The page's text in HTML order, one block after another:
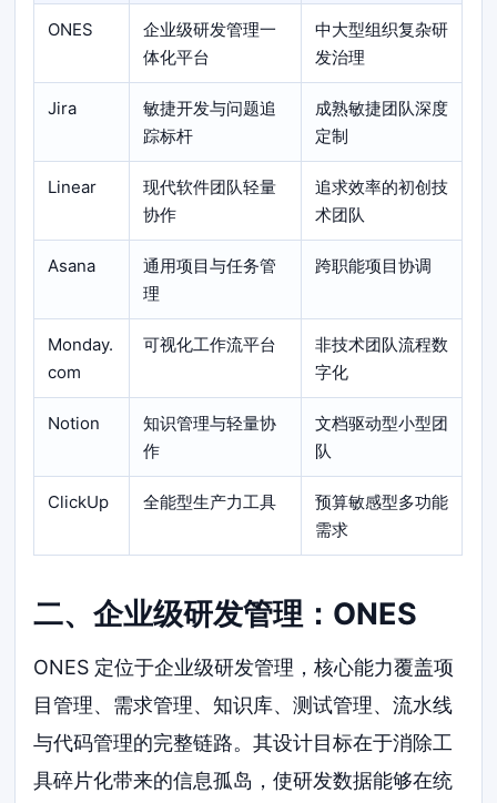
ONES
企业级研发管理一
体化平台
中大型组织复杂研
发治理
Jira
敏捷开发与问题追
踪标杆
成熟敏捷团队深度
定制
Linear
现代软件团队轻量
协作
追求效率的初创技
术团队
Asana
通用项目与任务管
理
跨职能项目协调
Monday.
com
可视化工作流平台
非技术团队流程数
字化
Notion
知识管理与轻量协
作
文档驱动型小型团
队
ClickUp 全能型生产力工具
预算敏感型多功能
需求
二、企业级研发管理：ONES
ONES 定位于企业级研发管理，核心能力覆盖项
目管理、需求管理、知识库、测试管理、流水线
与代码管理的完整链路。其设计目标在于消除工
具碎片化带来的信息孤岛，使研发数据能够在统